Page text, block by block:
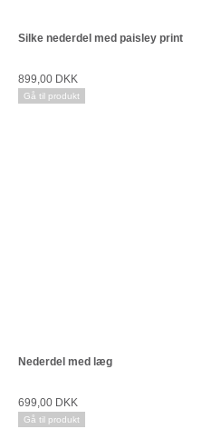
Silke nederdel med paisley print
899,00 DKK
Gå til produkt
Nederdel med læg
699,00 DKK
Gå til produkt